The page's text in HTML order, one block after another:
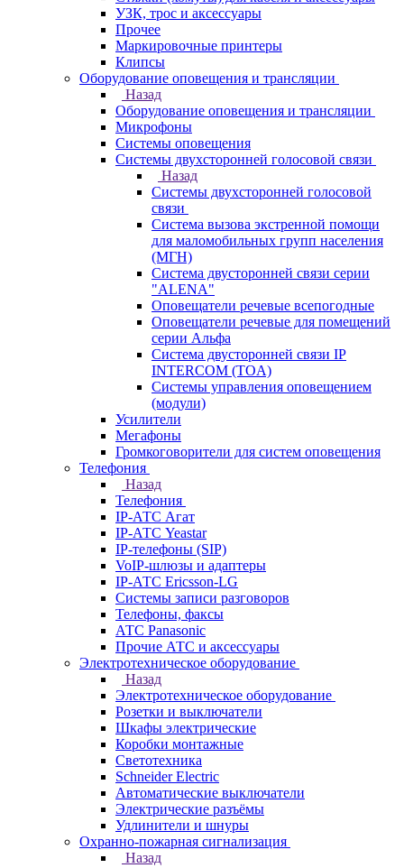
УЗК, трос и аксессуары
Прочее
Маркировочные принтеры
Клипсы
Оборудование оповещения и трансляции
Назад
Оборудование оповещения и трансляции
Микрофоны
Системы оповещения
Системы двухсторонней голосовой связи
Назад
Системы двухсторонней голосовой
связи
Система вызова экстренной помощи
для маломобильных групп населения
(МГН)
Система двусторонней связи серии
"ALENA"
Оповещатели речевые всепогодные
Оповещатели речевые для помещений
серии Альфа
Система двусторонней связи IP
INTERCOM (TOA)
Системы управления оповещением
(модули)
Усилители
Мегафоны
Громкоговорители для систем оповещения
Телефония
Назад
Телефония
IP-АТС Агат
IP-АТС Yeastar
IP-телефоны (SIP)
VoIP-шлюзы и адаптеры
IP-АТС Ericsson-LG
Системы записи разговоров
Телефоны, факсы
АТС Panasonic
Прочие АТС и аксессуары
Электротехническое оборудование
Назад
Электротехническое оборудование
Розетки и выключатели
Шкафы электрические
Коробки монтажные
Светотехника
Schneider Electric
Автоматические выключатели
Электрические разъёмы
Удлинители и шнуры
Охранно-пожарная сигнализация
Назад